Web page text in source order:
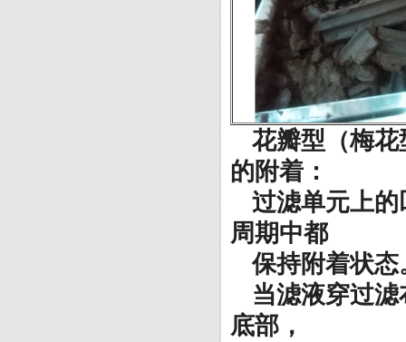
花瓣型（梅
的附着：
过滤单元上
周期中都
保持附着状态
当滤液穿过
底部，